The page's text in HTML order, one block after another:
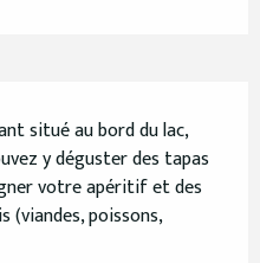
situé au bord du lac,
y déguster des tapas
votre apéritif et des
(viandes, poissons,